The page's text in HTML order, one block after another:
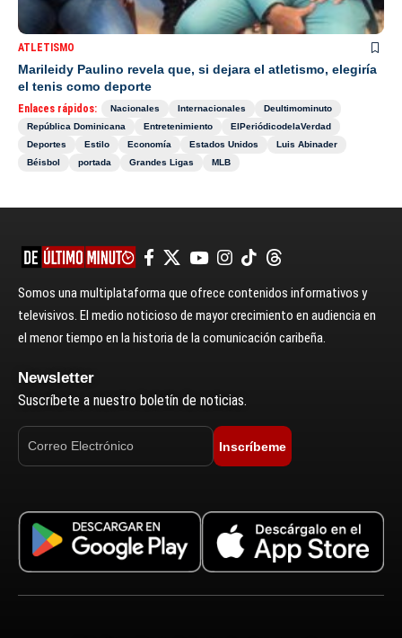
ATLETISMO
Marileidy Paulino revela que, si dejara el atletismo, elegiría
el tenis como deporte
Enlaces rápidos: Nacionales Internacionales
Deultimominuto
República Dominicana
Entretenimiento
ElPeriódicodelaVerdad
Deportes
Estilo Economía Estados Unidos
Luis Abinader
Béisbol
portada Grandes Ligas MLB
Somos una multiplataforma que ofrece contenidos informativos y
televisivos. El medio noticioso de mayor crecimiento en audiencia en
el menor tiempo en la historia de la comunicación caribeña.
Newsletter
Suscríbete a nuestro boletín de noticias.
Inscríbeme